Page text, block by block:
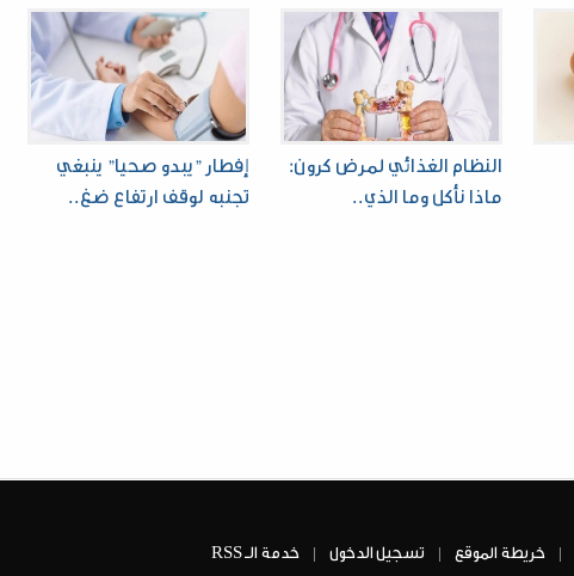
النظام الغذائي لمرض كرون:
ماذا نأكل وما الذي..
إفطار "يبدو صحيا" ينبغي
تجنبه لوقف ارتفاع ضغ..
| خريطة الموقع | تسجيل الدخول | خدمة الــ RSS